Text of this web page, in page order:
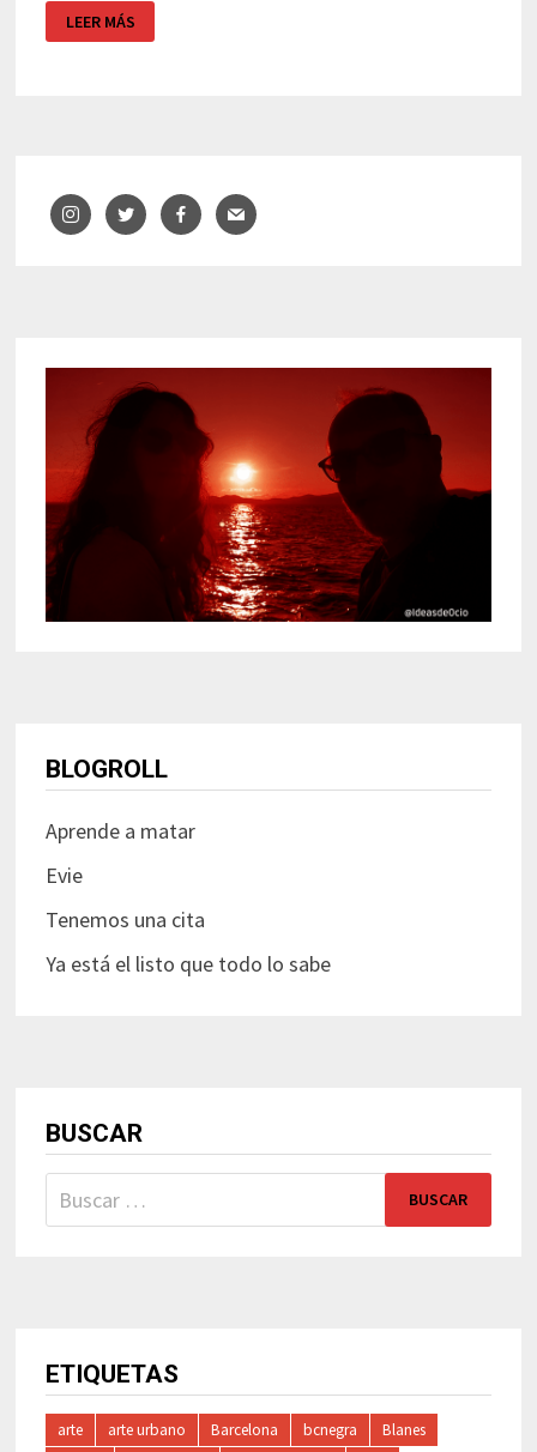
HACER
PAN
LEER MÁS
BLOGROLL
Aprende a matar
Evie
Tenemos una cita
Ya está el listo que todo lo sabe
BUSCAR
Buscar:
ETIQUETAS
arte arte urbano Barcelona bcnegra Blanes